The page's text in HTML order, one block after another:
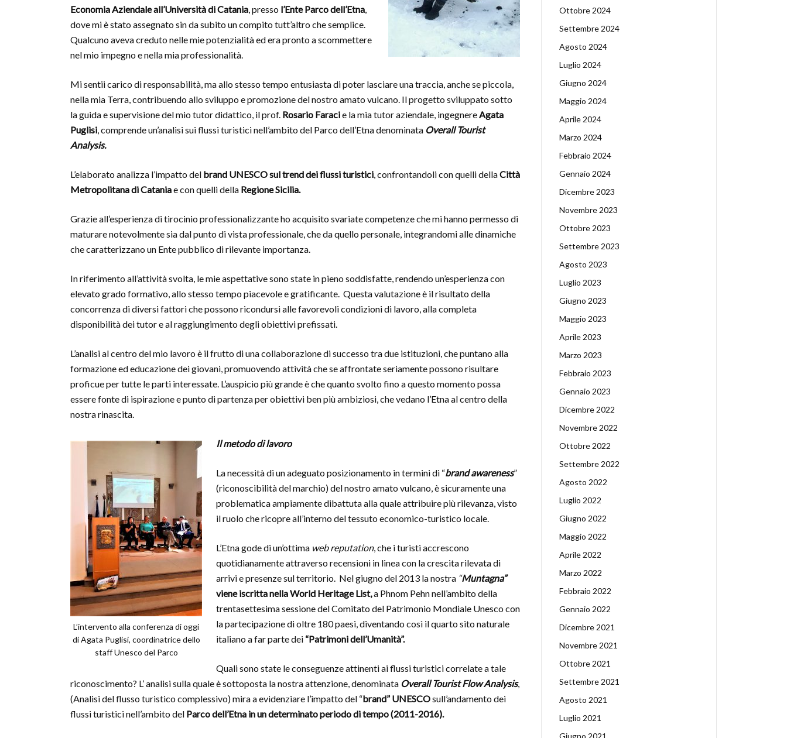
Economia Aziendale all’Università di Catania, presso l’Ente Parco dell’Etna,
dove mi è stato assegnato sin da subito un compito tutt’altro che semplice.
Qualcuno aveva creduto nelle mie potenzialità ed era pronto a scommettere
nel mio impegno e nella mia professionalità.
Mi sentii carico di responsabilità, ma allo stesso tempo entusiasta di poter lasciare una traccia, anche se piccola,
nella mia Terra, contribuendo allo sviluppo e promozione del nostro amato vulcano. Il progetto sviluppato sotto
la guida e supervisione del mio tutor didattico, il prof. Rosario Faracie la mia tutor aziendale, ingegnereAgata
Puglisi, comprende un’analisi sui flussi turistici nell’ambito del Parco dell’Etna denominata Overall Tourist
Analysis.
L’elaborato analizza l’impatto del brand UNESCO sul trend dei flussi turistici, confrontandoli con quelli dellaCittà
Metropolitana di Cataniae con quelli della Regione Sicilia.
Grazie all’esperienza di tirocinio professionalizzante ho acquisito svariate competenze che mi hanno permesso di
maturare notevolmente sia dal punto di vista professionale, che da quello personale, integrandomi alle dinamiche
che caratterizzano un Ente pubblico di rilevante importanza.
In riferimento all’attività svolta, le mie aspettative sono state in pieno soddisfatte, rendendo un’esperienza con
elevato grado formativo, allo stesso tempo piacevole e gratificante. Questa valutazione è il risultato della
concorrenza di diversi fattori che possono ricondursi alle favorevoli condizioni di lavoro, alla completa
disponibilità dei tutor e al raggiungimento degli obiettivi prefissati.
L’analisi al centro del mio lavoro è il frutto di una collaborazione di successo tra due istituzioni, che puntano alla
formazione ed educazione dei giovani, promuovendo attività che se affrontate seriamente possono risultare
proficue per tutte le parti interessate. L’auspicio più grande è che quanto svolto fino a questo momento possa
essere fonte di ispirazione e punto di partenza per obiettivi ben più ambiziosi, che vedano l’Etna al centro della
nostra rinascita.
L’intervento alla conferenza di oggi
di Agata Puglisi, coordinatrice dello
staff Unesco del Parco
Il metodo di lavoro
La necessità di un adeguato posizionamento in termini di “brand awareness”
(riconoscibilità del marchio) del nostro amato vulcano, è sicuramente una
problematica ampiamente dibattuta alla quale attribuire più rilevanza, visto
il ruolo che ricopre all’interno del tessuto economico-turistico locale.
L’Etna gode di un’ottima web reputation, che i turisti accrescono
quotidianamente attraverso recensioni in linea con la crescita rilevata di
arrivi e presenze sul territorio. Nel giugno del 2013 la nostra “Muntagna”
viene iscritta nella World Heritage List,a Phnom Pehn nell’ambito della
trentasettesima sessione del Comitato del Patrimonio Mondiale Unesco con
la partecipazione di oltre 180 paesi, diventando così il quarto sito naturale
italiano a far parte dei “Patrimoni dell’Umanità”.
Quali sono state le conseguenze attinenti ai flussi turistici correlate a tale
riconoscimento? L’ analisi sulla quale è sottoposta la nostra attenzione, denominata Overall Tourist Flow Analysis,
(Analisi del flusso turistico complessivo) mira a evidenziare l’impatto del “brand” UNESCOsull’andamento dei
flussi turistici nell’ambito del Parco dell’Etna in un determinato periodo di tempo (2011-2016).
Ottobre 2024
Settembre 2024
Agosto 2024
Luglio 2024
Giugno 2024
Maggio 2024
Aprile 2024
Marzo 2024
Febbraio 2024
Gennaio 2024
Dicembre 2023
Novembre 2023
Ottobre 2023
Settembre 2023
Agosto 2023
Luglio 2023
Giugno 2023
Maggio 2023
Aprile 2023
Marzo 2023
Febbraio 2023
Gennaio 2023
Dicembre 2022
Novembre 2022
Ottobre 2022
Settembre 2022
Agosto 2022
Luglio 2022
Giugno 2022
Maggio 2022
Aprile 2022
Marzo 2022
Febbraio 2022
Gennaio 2022
Dicembre 2021
Novembre 2021
Ottobre 2021
Settembre 2021
Agosto 2021
Luglio 2021
Giugno 2021